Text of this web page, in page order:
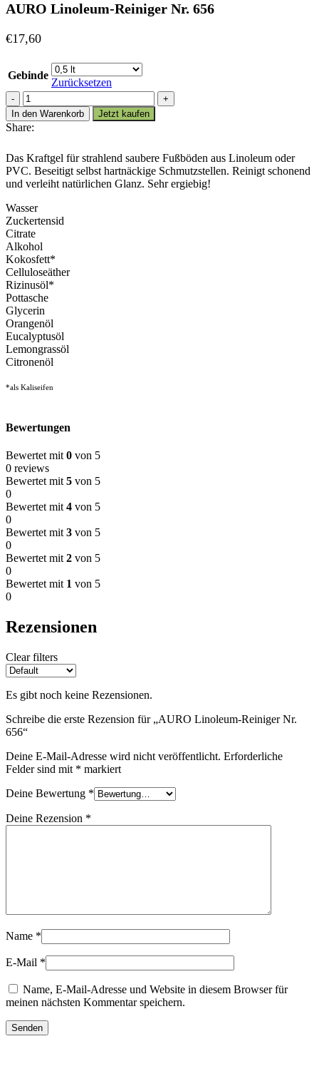
AURO Linoleum-Reiniger Nr. 656
€17,60
Gebinde
Zurücksetzen
AURO
Linoleum-
Reiniger
Nr.
Menge
In den Warenkorb Jetzt kaufen
Share:
Das Kraftgel für strahlend saubere Fußböden aus Linoleum oder
PVC. Beseitigt selbst hartnäckige Schmutzstellen. Reinigt schonend
und verleiht natürlichen Glanz. Sehr ergiebig!
Wasser
Zuckertensid
Citrate
Alkohol
Kokosfett*
Celluloseäther
Rizinusöl*
Pottasche
Glycerin
Orangenöl
Eucalyptusöl
Lemongrassöl
Citronenöl
*als Kaliseifen
Bewertungen
Bewertet mit 0 von 5
0 reviews
Bewertet mit 5 von 5
0
Bewertet mit 4 von 5
0
Bewertet mit 3 von 5
0
Bewertet mit 2 von 5
0
Bewertet mit 1 von 5
0
Rezensionen
Clear filters
Es gibt noch keine Rezensionen.
Schreibe die erste Rezension für „AURO Linoleum-Reiniger Nr.
656“
Deine E-Mail-Adresse wird nicht veröffentlicht. Erforderliche
Felder sind mit * markiert
Deine Bewertung *
Deine Rezension *
Name *
E-Mail *
Name, E-Mail-Adresse und Website in diesem Browser für
meinen nächsten Kommentar speichern.